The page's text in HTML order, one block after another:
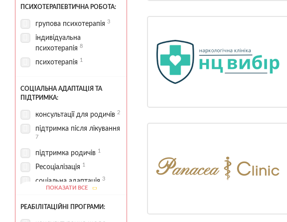
стаціонар4
ПСИХОТЕРАПЕВТИЧНА РОБОТА:
групова психотерапія 3
індивідуальна
психотерапія 8
психотерапія 1
СОЦІАЛЬНА АДАПТАЦІЯ ТА
ПІДТРИМКА:
консультації для родичів 2
підтримка після лікування
7
підтримка родичів 1
Ресоціалізація 1
соціальна адаптація 3
ПОКАЗАТИ ВСЕ
РЕАБІЛІТАЦІЙНІ ПРОГРАМИ: